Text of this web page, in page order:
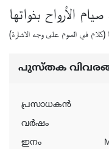
الأرواح بذواتها
(كلام في الصوم على وجه الاشارة)
പുസ്‌തക
പ്രസാധകന്‍
വര്‍ഷം
ഇനം